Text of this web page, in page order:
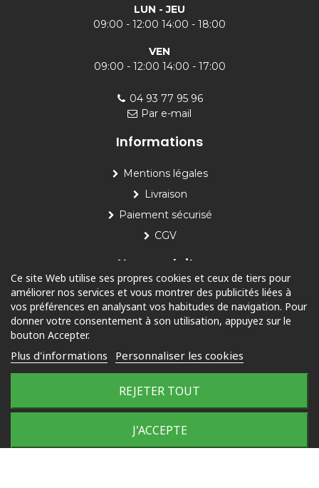
LUN - JEU
09:00 - 12:00 14:00 - 18:00
VEN
09:00 - 12:00 14:00 - 17:00
04 93 77 95 96
Par e-mail
Informations
Mentions légales
Livraison
Paiement sécurisé
CGV
Nos produits
Piscine
Jardin
Outdoor
© 2025 Tous droits réservés
Plan du site
Ce site Web utilise ses propres cookies et ceux de tiers pour
améliorer nos services et vous montrer des publicités liées à
vos préférences en analysant vos habitudes de navigation. Pour
donner votre consentement à son utilisation, appuyez sur le
bouton Accepter.
Plus d'informations Personnaliser les cookies
REJETER TOUT
J'ACCEPTE